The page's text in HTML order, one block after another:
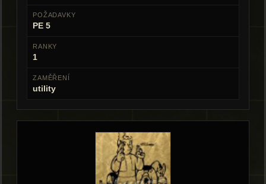
POŽADAVKY
PE 5
RANKY
1
ZAMĚŘENÍ
utility